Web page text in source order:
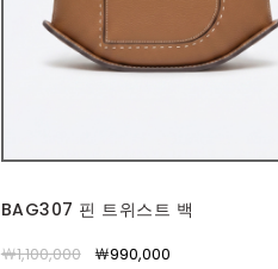
BAG307 핀 트위스트 백
￦1,100,000 ￦990,000